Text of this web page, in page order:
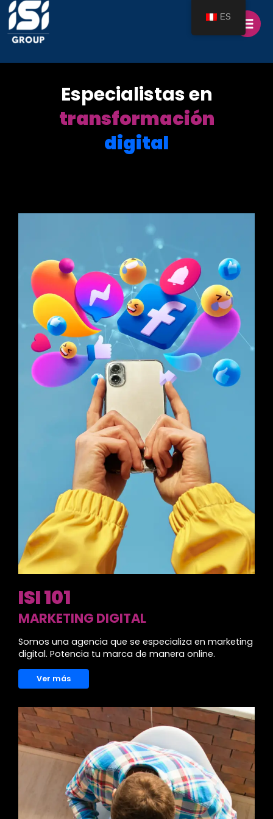
contenido
Especialistas en
transformación
digital
ISI 101
MARKETING DIGITAL
Somos una agencia que se especializa en marketing
digital. Potencia tu marca de manera online.
Ver más
ES